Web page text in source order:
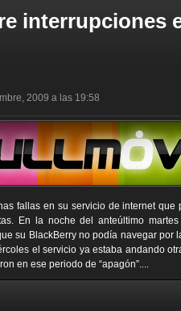
interrupciones
2009 a las 19:58
fallas en su servicio de internet
En la noche del anteúltimo
su BlackBerry no podía navegar por
el servicio ya estaba andando
en ese periodo de “apagón”....